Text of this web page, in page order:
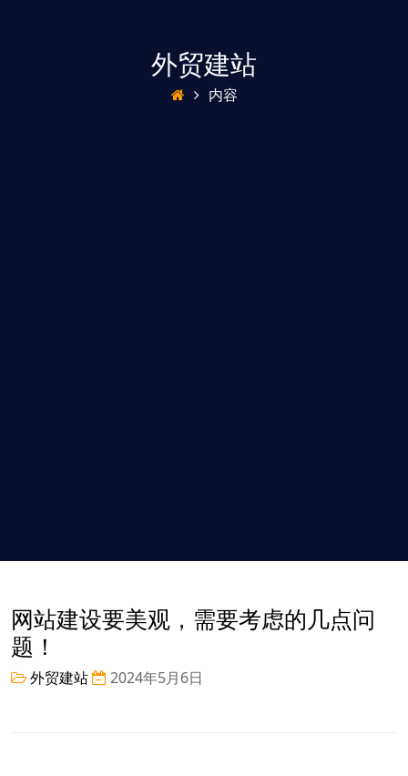
外贸建站
内容
网站建设要美观，需要考虑的几点问
题！
外贸建站 2024年5月6日